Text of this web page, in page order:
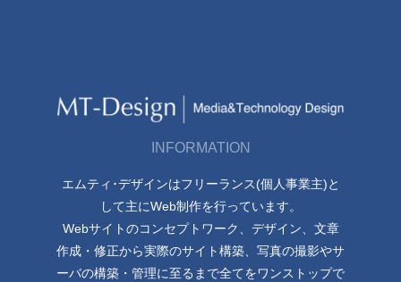
INFORMATION
エムティ･デザインはフリーランス(個人事業主)と
して主にWeb制作を行っています。
Webサイトのコンセプトワーク、デザイン、文章
作成・修正から実際のサイト構築、写真の撮影やサ
ーバの構築・管理に至るまで全てをワンストップで